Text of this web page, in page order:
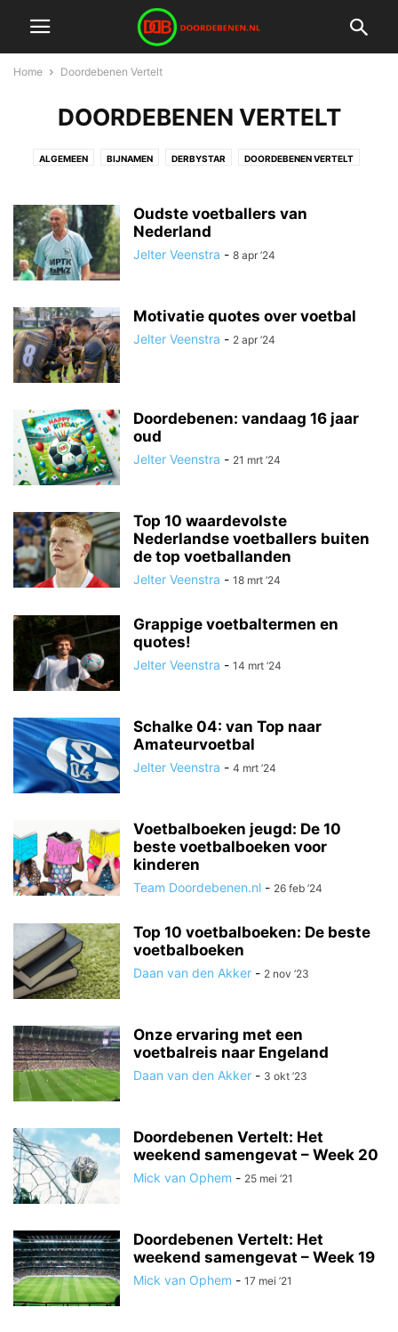
Home Doordebenen Vertelt
DOORDEBENEN VERTELT
ALGEMEEN BIJNAMEN DERBYSTAR DOORDEBENEN VERTELT
OEFENINGEN & TRAININGEN
SHIRT VAN DE WEEK VOETBALNIEUWS
VOETBALTERMEN VOETBALWEDDEN WK VOETBAL
Oudste voetballers van
Nederland
Jelter Veenstra - 8 apr ’24
Motivatie quotes over voetbal
Jelter Veenstra - 2 apr ’24
Doordebenen: vandaag 16 jaar
oud
Jelter Veenstra - 21 mrt ’24
Top 10 waardevolste
Nederlandse voetballers buiten
de top voetballanden
Jelter Veenstra - 18 mrt ’24
Grappige voetbaltermen en
quotes!
Jelter Veenstra - 14 mrt ’24
Schalke 04: van Top naar
Amateurvoetbal
Jelter Veenstra - 4 mrt ’24
Voetbalboeken jeugd: De 10
beste voetbalboeken voor
kinderen
Team Doordebenen.nl - 26 feb ’24
Top 10 voetbalboeken: De beste
voetbalboeken
Daan van den Akker - 2 nov ’23
Onze ervaring met een
voetbalreis naar Engeland
Daan van den Akker - 3 okt ’23
Doordebenen Vertelt: Het
weekend samengevat – Week 20
Mick van Ophem - 25 mei ’21
Doordebenen Vertelt: Het
weekend samengevat – Week 19
Mick van Ophem - 17 mei ’21